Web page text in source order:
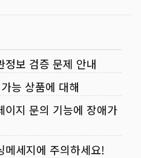
정보 검증 문제 안내
능 상품에 대해
이지 문의 기능에 장애가
메세지에 주의하세요!